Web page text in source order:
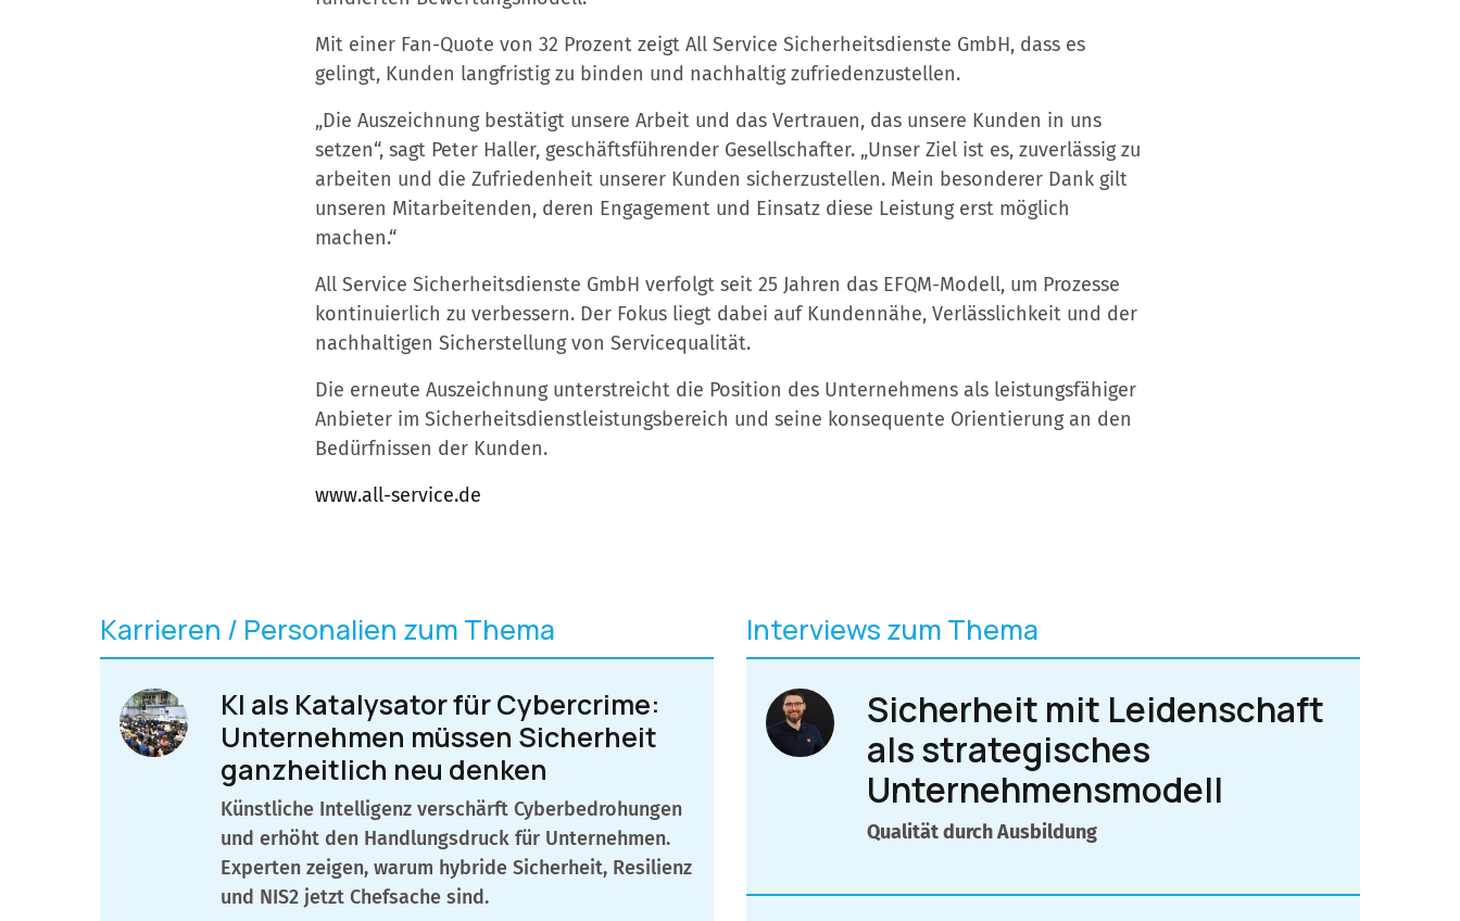
Mit einer Fan-Quote von 32 Prozent zeigt All Service Sicherheitsdienste GmbH, dass es
gelingt, Kunden langfristig zu binden und nachhaltig zufriedenzustellen.
„Die Auszeichnung bestätigt unsere Arbeit und das Vertrauen, das unsere Kunden in uns
setzen“, sagt Peter Haller, geschäftsführender Gesellschafter. „Unser Ziel ist es, zuverlässig zu
arbeiten und die Zufriedenheit unserer Kunden sicherzustellen. Mein besonderer Dank gilt
unseren Mitarbeitenden, deren Engagement und Einsatz diese Leistung erst möglich
machen.“
All Service Sicherheitsdienste GmbH verfolgt seit 25 Jahren das EFQM-Modell, um Prozesse
kontinuierlich zu verbessern. Der Fokus liegt dabei auf Kundennähe, Verlässlichkeit und der
nachhaltigen Sicherstellung von Servicequalität.
Die erneute Auszeichnung unterstreicht die Position des Unternehmens als leistungsfähiger
Anbieter im Sicherheitsdienstleistungsbereich und seine konsequente Orientierung an den
Bedürfnissen der Kunden.
www.all-service.de
Karrieren / Personalien zum Thema
KI als Katalysator für Cybercrime:
Unternehmen müssen Sicherheit
ganzheitlich neu denken
Künstliche Intelligenz verschärft Cyberbedrohungen
und erhöht den Handlungsdruck für Unternehmen.
Experten zeigen, warum hybride Sicherheit, Resilienz
und NIS2 jetzt Chefsache sind.
Interviews zum Thema
Sicherheit mit Leidenschaft
als strategisches
Unternehmensmodell
Qualität durch Ausbildung